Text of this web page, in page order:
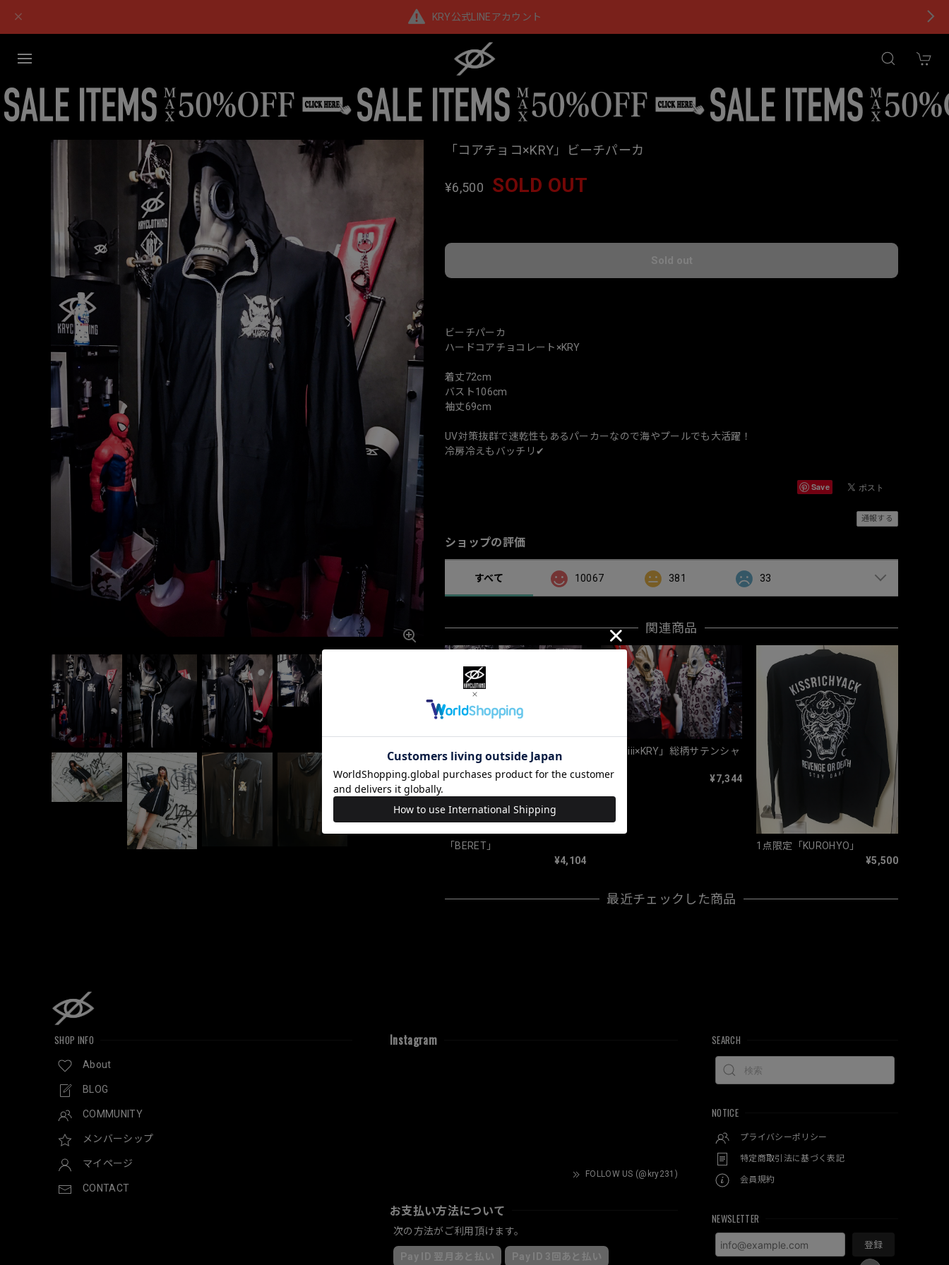
KRY公式LINEアカウント
「コアチョコ×KRY」ビーチパーカ
¥6,500 SOLD OUT
Sold out
ビーチパーカ
ハードコアチョコレート×KRY
着丈72cm
バスト106cm
袖丈69cm
UV対策抜群で速乾性もあるパーカーなので海やプールでも大活躍！
冷房冷えもバッチリ✔︎
Save
通報する
ショップの評価
すべて 10067 381 33
関連商品
「BERET」
¥4,104
「Chiiiii×KRY」総柄サテンシャ
¥7,344
1点限定「KUROHYO」
¥5,500
最近チェックした商品
SHOP INFO
About
BLOG
COMMUNITY
メンバーシップ
マイページ
CONTACT
Instagram
FOLLOW US (@kry231)
お支払い方法について
次の方法がご利用頂けます。
Pay ID 翌月あと払い Pay ID 3回あと払い
SEARCH
NOTICE
プライバシーポリシー
特定商取引法に基づく表記
会員規約
NEWSLETTER
登録